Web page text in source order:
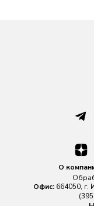
О
Офис: 664050, г.